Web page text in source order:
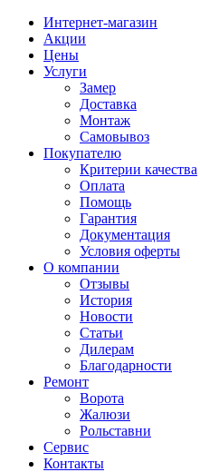
Интернет-магазин
Акции
Цены
Услуги
Замер
Доставка
Монтаж
Самовывоз
Покупателю
Критерии качества
Оплата
Помощь
Гарантия
Документация
Условия оферты
О компании
Отзывы
История
Новости
Статьи
Дилерам
Благодарности
Ремонт
Ворота
Жалюзи
Рольставни
Сервис
Контакты